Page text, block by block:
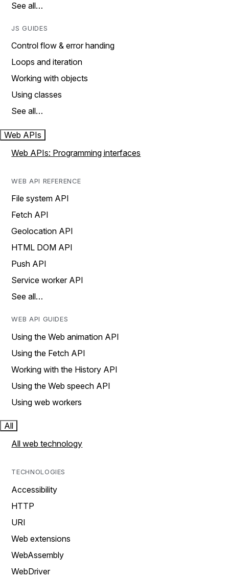
See all…
JS GUIDES
Control flow & error handing
Loops and iteration
Working with objects
Using classes
See all…
Web APIs
Web APIs: Programming interfaces
WEB API REFERENCE
File system API
Fetch API
Geolocation API
HTML DOM API
Push API
Service worker API
See all…
WEB API GUIDES
Using the Web animation API
Using the Fetch API
Working with the History API
Using the Web speech API
Using web workers
All
All web technology
TECHNOLOGIES
Accessibility
HTTP
URI
Web extensions
WebAssembly
WebDriver